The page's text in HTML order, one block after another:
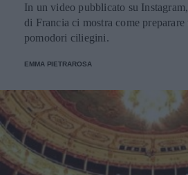
In un video pubblicato su
di Francia ci mostra come
pomodori ciliegini.
EMMA PIETRAROSA